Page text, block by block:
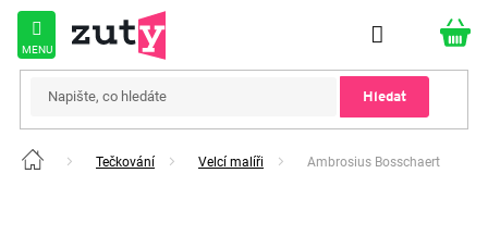
Přejít
obsah
Hledat
Domů Tečkování Velcí malíři Ambrosius Bosschaert